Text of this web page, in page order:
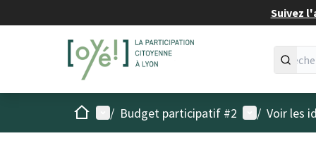
Suivez
AccueilMenu principal
/ Budget participatif #2 Menu
/ Voir les